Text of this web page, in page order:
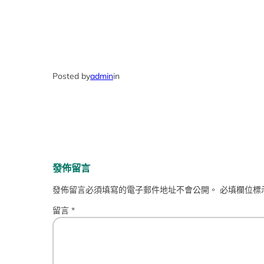
Posted byadminin
發佈留言
發佈留言必須填寫的電子郵件地址不會公開。 必填欄位
留言 *